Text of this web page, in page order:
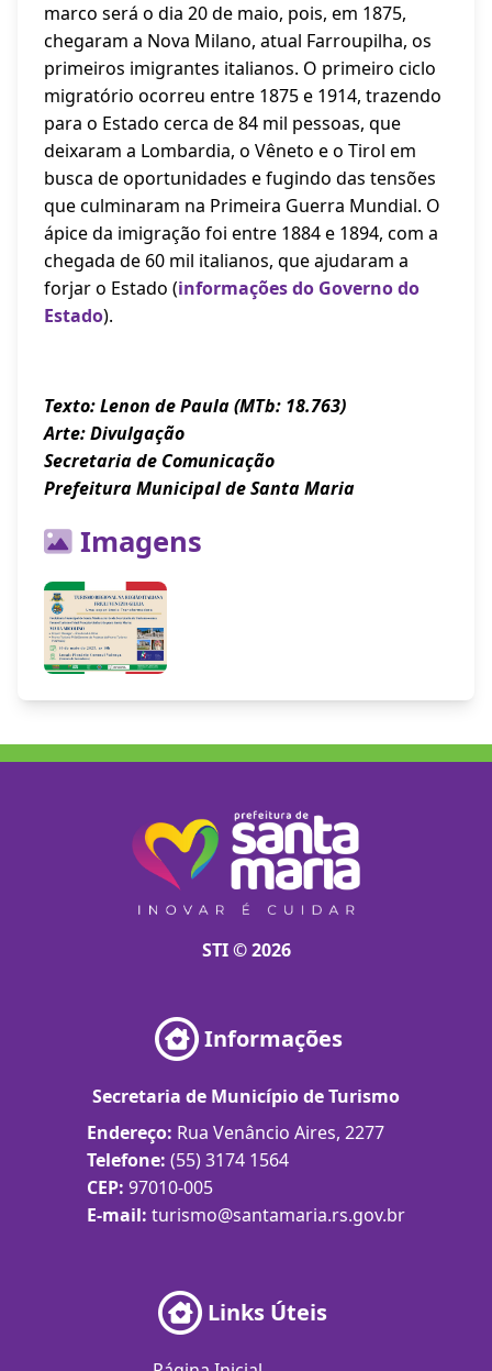
marco será o dia 20 de maio, pois, em 1875,
chegaram a Nova Milano, atual Farroupilha, os
primeiros imigrantes italianos. O primeiro ciclo
migratório ocorreu entre 1875 e 1914, trazendo
para o Estado cerca de 84 mil pessoas, que
deixaram a Lombardia, o Vêneto e o Tirol em
busca de oportunidades e fugindo das tensões
que culminaram na Primeira Guerra Mundial. O
ápice da imigração foi entre 1884 e 1894, com a
chegada de 60 mil italianos, que ajudaram a
forjar o Estado (informações do Governo do
Estado).
Texto: Lenon de Paula (MTb: 18.763)
Arte: Divulgação
Secretaria de Comunicação
Prefeitura Municipal de Santa Maria
Imagens
STI © 2026
Informações
Secretaria de Município de Turismo
Endereço: Rua Venâncio Aires, 2277
Telefone: (55) 3174 1564
CEP: 97010-005
E-mail: turismo@santamaria.rs.gov.br
Links Úteis